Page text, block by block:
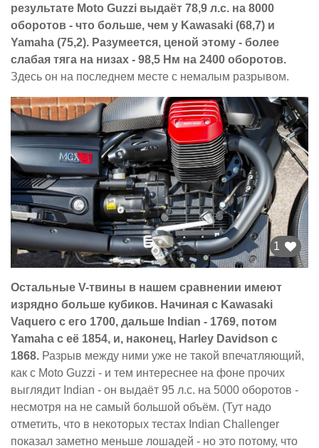
результате Moto Guzzi выдаёт 78,9 л.с. на 8000
оборотов - что больше, чем у Kawasaki (68,7) и
Yamaha (75,2). Разумеется, ценой этому - более
слабая тяга на низах - 98,5 Нм на 2400 оборотов.
Здесь он на последнем месте с немалым разрывом.
1
Остальные V-твины в нашем сравнении имеют
изрядно больше кубиков. Начиная с Kawasaki
Vaquero с его 1700, дальше Indian - 1769, потом
Yamaha с её 1854, и, наконец, Harley Davidson c
1868. Разрыв между ними уже не такой впечатляющий,
как с Moto Guzzi - и тем интереснее на фоне прочих
выглядит Indian - он выдаёт 95 л.с. на 5000 оборотов -
несмотря на не самый большой объём. (Тут надо
отметить, что в некоторых тестах Indian Challenger
показал заметно меньше лошадей - но это потому, что